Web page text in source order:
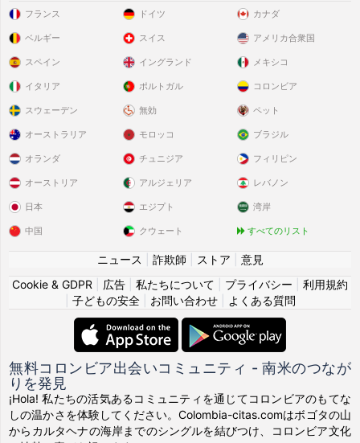
フランス
ベルギー
スペイン
イタリア
スウェーデン
ドイツ
スイス
イングランド
ポルトガル
無効
カナダ
アメリカ合衆国
メキシコ
コロンビア
ペット
オーストラリア
オランダ
オーストリア
日本
中国
モロッコ
チュニジア
アルジェリア
エジプト
クウェート
ブラジル
フィリピン
レバノン
湾岸
すべてのリスト
ニュース 詐欺師 ストア
意見
Cookie & GDPR
広告 私たちについて プライバシー
利用規約
子どもの安全| お問い合わせ| よくある質問
無料コロンビア出会いコミュニティ - 南米のつなが
りを発見
¡Hola! 私たちの活気あるコミュニティを通じてコロンビアのもてな
しの温かさを体験してください。Colombia-citas.comはボゴタの山
からカルタヘナの海岸までのシングルを結びつけ、コロンビア文化